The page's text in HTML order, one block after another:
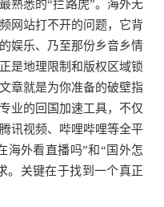
熟悉的“拦路虎”。海外无
网站打不开的问题，它背
娱乐、乃至那份乡音乡情
是地理限制和版权区域锁
章就是为你准备的破壁指
业的回国加速工具，不仅
讯视频、哔哩哔哩等全平
海外看直播吗”和“国外怎
。关键在于找到一个真正